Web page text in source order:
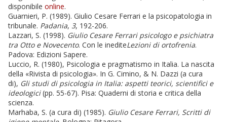
disponibile online.
Guarnieri, P. (1989). Giulio Cesare Ferrari e la psicopatologia in
tribunale. Padania, 3, 192-206.
Lazzari, S. (1998). Giulio Cesare Ferrari psicologo e psichiatra
tra Otto e Novecento. Con le inediteLezioni di ortofrenia.
Padova: Edizioni Sapere.
Luccio, R. (1980), Psicologia e pragmatismo in Italia. La nascita
della «Rivista di psicologia». In G. Cimino, & N. Dazzi (a cura
di), Gli studi di psicologia in Italia: aspetti teorici, scientifici e
ideologici(pp. 55-67). Pisa: Quaderni di storia e critica della
scienza.
Marhaba, S. (a cura di) (1985). Giulio Cesare Ferrari, Scritti di